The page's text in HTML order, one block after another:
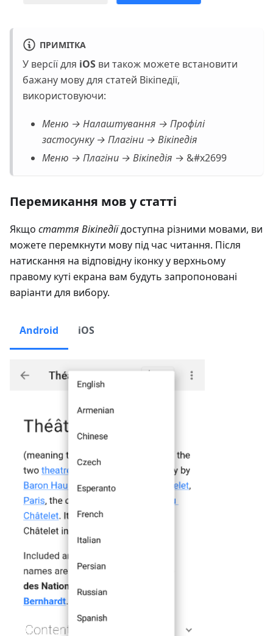
ПРИМІТКА
У версії для iOS ви також можете встановити
бажану мову для статей Вікіпедії,
використовуючи:
Меню → Налаштування → Профілі
застосунку → Плагіни → Вікіпедія
Меню → Плагіни → Вікіпедія → &#x2699
Перемикання мов у статті
Якщо стаття Вікіпедіїдоступна різними мовами, ви
можете перемкнути мову під час читання. Після
натискання на відповідну іконку у верхньому
правому куті екрана вам будуть запропоновані
варіанти для вибору.
Android iOS